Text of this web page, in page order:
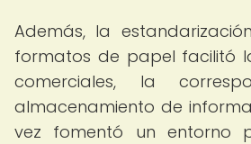
Además, la
formatos de papel facilitó
comerciales, la
almacenamiento de
vez fomentó un entorno